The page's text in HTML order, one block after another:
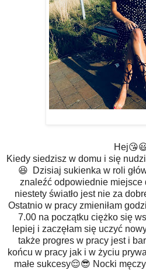
Kiedy siedzisz w domu i się
😆 Dzisiaj sukienka w roli
znaleźć odpowiednie miejsce
niestety światło jest nie za
Ostatnio w pracy zmieniłam
7.00 na początku ciężko się
lepiej i zaczęłam się uczyć
także progres w pracy jest i
końcu w pracy jak i w życiu
małe sukcesy😌😎 Nocki